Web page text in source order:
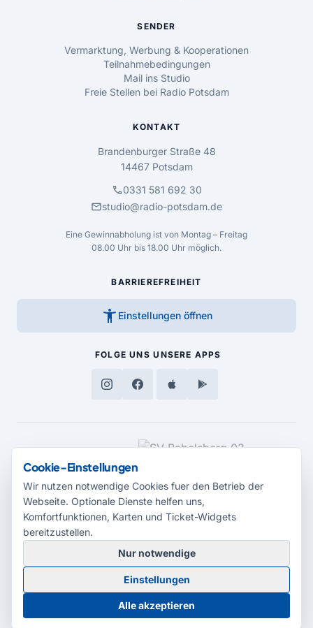
SENDER
Vermarktung, Werbung & Kooperationen
Teilnahmebedingungen
Mail ins Studio
Freie Stellen bei Radio Potsdam
KONTAKT
Brandenburger Straße 48
14467 Potsdam
call0331 581 692 30
mailstudio@radio-potsdam.de
Eine Gewinnabholung ist von Montag – Freitag
08.00 Uhr bis 18.00 Uhr möglich.
BARRIEREFREIHEIT
accessibility_new Einstellungen öffnen
FOLGE UNS UNSERE APPS
MEDIENPARTNER
© 2026 Radio Potsdam. Webseite entwickelt durch dieMedienagentur
Babelsberg
BarrierefreiheitserklärungAGBDatenschutzImpressum
Cookie-Einstellungen
Cookie-Einstellungen
Wir nutzen notwendige Cookies fuer den Betrieb der
Webseite. Optionale Dienste helfen uns,
Komfortfunktionen, Karten und Ticket-Widgets
bereitzustellen.
Nur notwendige
Einstellungen
Alle akzeptieren